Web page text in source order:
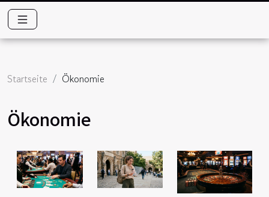
Startseite Ökonomie
Ökonomie